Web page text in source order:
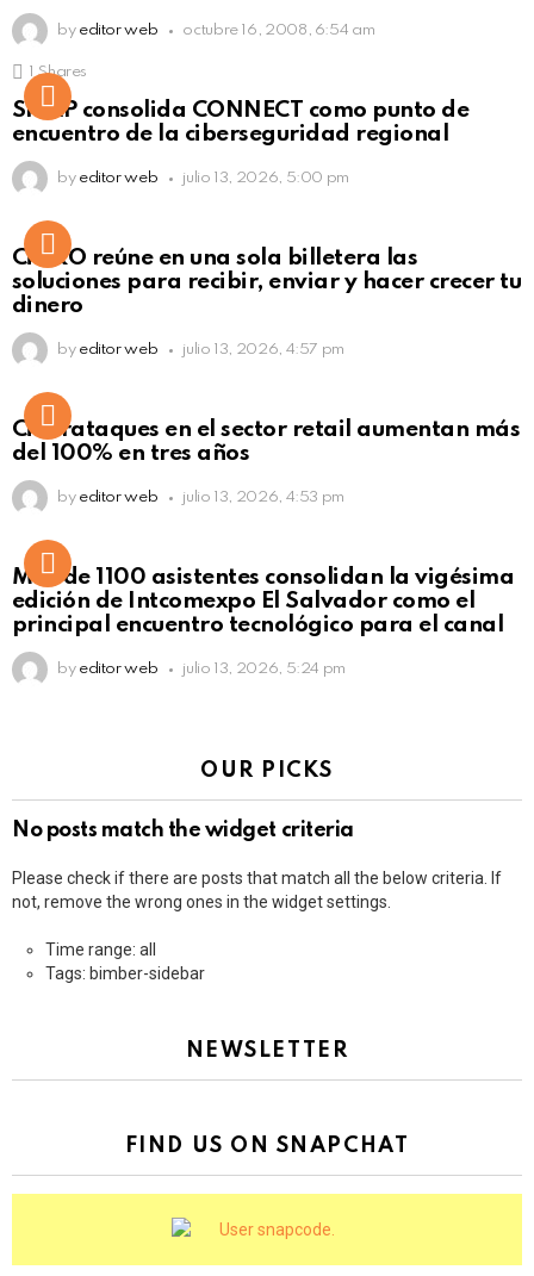
by editor web octubre 16, 2008, 6:54 am
Click to view this post
Shares
SISAP consolida CONNECT como punto de
encuentro de la ciberseguridad regional
by editor web julio 13, 2026, 5:00 pm
Not Safe For Work
Click to view this post
CiNKO reúne en una sola billetera las
soluciones para recibir, enviar y hacer crecer tu
dinero
by editor web julio 13, 2026, 4:57 pm
Ciberataques en el sector retail aumentan más
del 100% en tres años
by editor web julio 13, 2026, 4:53 pm
Más de 1100 asistentes consolidan la vigésima
edición de Intcomexpo El Salvador como el
principal encuentro tecnológico para el canal
by editor web julio 13, 2026, 5:24 pm
OUR PICKS
No posts match the widget criteria
Please check if there are posts that match all the below criteria. If
not, remove the wrong ones in the widget settings.
Time range: all
Tags: bimber-sidebar
NEWSLETTER
FIND US ON SNAPCHAT